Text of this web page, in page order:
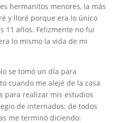
hermanitos menores, la más
y lloré porque era lo único
11 años. Felizmente no fui
lo mismo la vida de mi
se tomó un día para
cuando me alejé de la casa
para realizar mis estudios
de internados; de todos
me terminó diciendo: